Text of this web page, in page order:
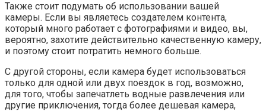
Также стоит подумать об использовании вашей
камеры. Если вы являетесь создателем контента,
который много работает с фотографиями и видео, вы,
вероятно, захотите действительно качественную камеру,
и поэтому стоит потратить немного больше.
С другой стороны, если камера будет использоваться
только для одной или двух поездок в год, возможно,
для того, чтобы запечатлеть водные развлечения или
другие приключения, тогда более дешевая камера,